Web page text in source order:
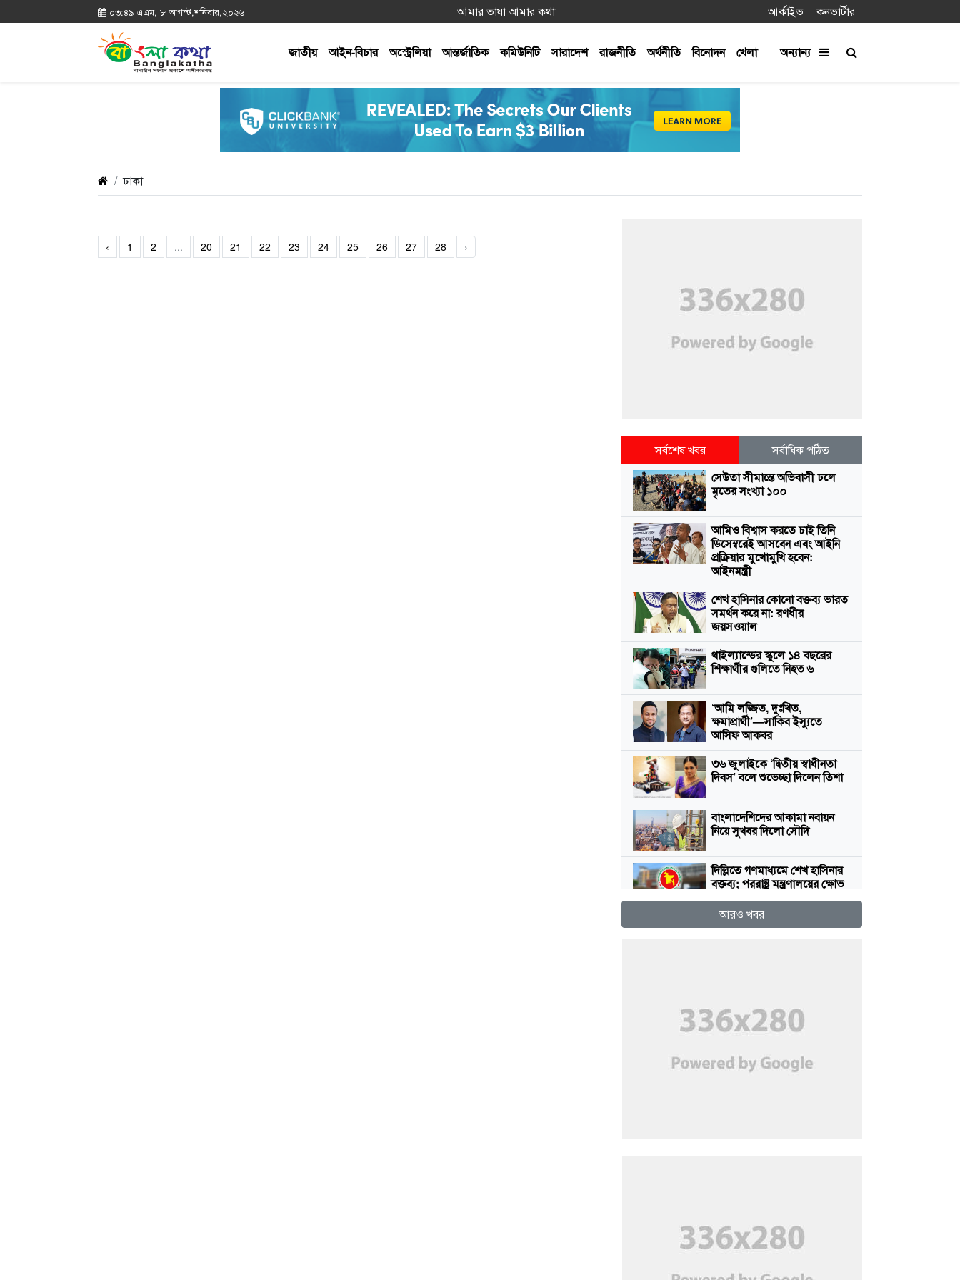
০৩:৪৯ এএম, ৮ আগস্ট,শনিবার,২০২৬ আমার ভাষা আমার কথা আর্কাইভ কনভার্টার
জাতীয় আইন-বিচার অস্ট্রেলিয়া আন্তর্জাতিক কমিউনিটি সারাদেশ রাজনীতি অর্থনীতি বিনোদন খেলা অন্যান্য
ঢাকা
‹ 1 2 ... 20 21 22 23 24 25 26 27 28 ›
সর্বশেষ খবর
সর্বাধিক পঠিত
সেউতা সীমান্তে অভিবাসী ঢলে
মৃতের সংখ্যা ১০০
আমিও বিশ্বাস করতে চাই তিনি
ডিসেম্বরেই আসবেন এবং আইনি
প্রক্রিয়ার মুখোমুখি হবেন:
আইনমন্ত্রী
শেখ হাসিনার কোনো বক্তব্য ভারত
সমর্থন করে না: রণধীর
জয়সওয়াল
থাইল্যান্ডের স্কুলে ১৪ বছরের
শিক্ষার্থীর গুলিতে নিহত ৬
‘আমি লজ্জিত, দুঃখিত,
ক্ষমাপ্রার্থী’—সাকিব ইস্যুতে
আসিফ আকবর
৩৬ জুলাইকে ‘দ্বিতীয় স্বাধীনতা
দিবস’ বলে শুভেচ্ছা দিলেন তিশা
বাংলাদেশিদের আকামা নবায়ন
নিয়ে সুখবর দিলো সৌদি
দিল্লিতে গণমাধ্যমে শেখ হাসিনার
বক্তব্য; পররাষ্ট্র মন্ত্রণালয়ের ক্ষোভ
টাকার বিনিময়ে ভিসার মিথ্যা
ফর্সা হওয়ার ক্রিমের মরণফাঁদ
হাসিনার বাংলাদেশে ফেরা উচিত:
আরও খবর